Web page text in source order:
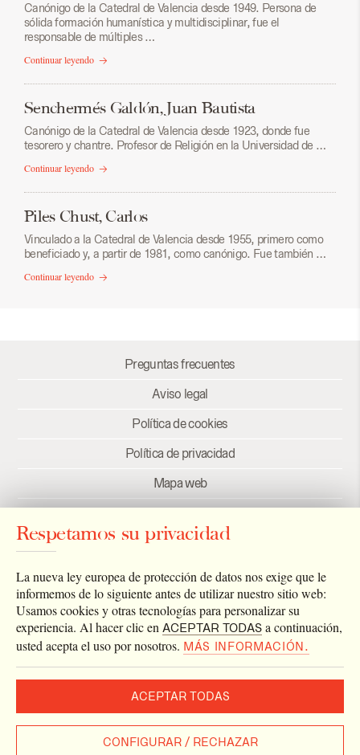
Canónigo de la Catedral de Valencia desde 1949. Persona de
sólida formación humanística y multidisciplinar, fue el
responsable de múltiples …
Continuar leyendo
Senchermés Galdón, Juan Bautista
Canónigo de la Catedral de Valencia desde 1923, donde fue
tesorero y chantre. Profesor de Religión en la Universidad de …
Continuar leyendo
Piles Chust, Carlos
Vinculado a la Catedral de Valencia desde 1955, primero como
beneficiado y, a partir de 1981, como canónigo. Fue también …
Continuar leyendo
Preguntas frecuentes
Aviso legal
Política de cookies
Política de privacidad
Mapa web
Enlaces
Newsletter
2026 © Archivo Catedral de Valencia
Todos los derechos reservados.
Respetamos su privacidad
La nueva ley europea de protección de datos nos exige que le
informemos de lo siguiente antes de utilizar nuestro sitio web:
Usamos cookies y otras tecnologías para personalizar su
experiencia. Al hacer clic en ACEPTAR TODAS a continuación,
usted acepta el uso por nosotros. MÁS INFORMACIÓN.
ACEPTAR TODAS
CONFIGURAR / RECHAZAR